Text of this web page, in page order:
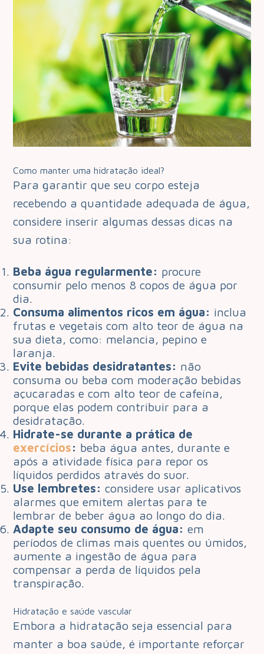
Como manter uma hidratação ideal?
Para garantir que seu corpo esteja
recebendo a quantidade adequada de água,
considere inserir algumas dessas dicas na
sua rotina:
Beba água regularmente: procure
consumir pelo menos 8 copos de água por
dia.
Consuma alimentos ricos em água: inclua
frutas e vegetais com alto teor de água na
sua dieta, como: melancia, pepino e
laranja.
Evite bebidas desidratantes: não
consuma ou beba com moderação bebidas
açucaradas e com alto teor de cafeína,
porque elas podem contribuir para a
desidratação.
Hidrate-se durante a prática de
exercícios: beba água antes, durante e
após a atividade física para repor os
líquidos perdidos através do suor.
Use lembretes:considere usar aplicativos
alarmes que emitem alertas para te
lembrar de beber água ao longo do dia.
Adapte seu consumo de água: em
períodos de climas mais quentes ou úmidos,
aumente a ingestão de água para
compensar a perda de líquidos pela
transpiração.
Hidratação e saúde vascular
Embora a hidratação seja essencial para
manter a boa saúde, é importante reforçar